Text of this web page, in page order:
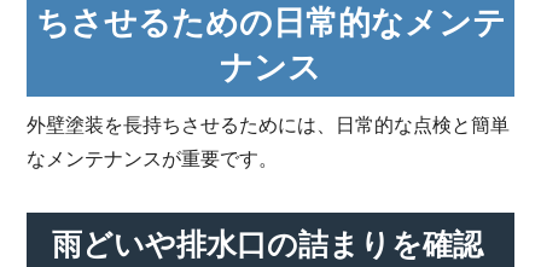
ちさせるための日常的なメンテ
ナンス
外壁塗装を長持ちさせるためには、日常的な点検と簡単
なメンテナンスが重要です。
雨どいや排水口の詰まりを確認